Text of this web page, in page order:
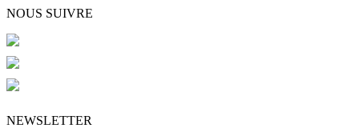
NOUS SUIVRE
NEWSLETTER